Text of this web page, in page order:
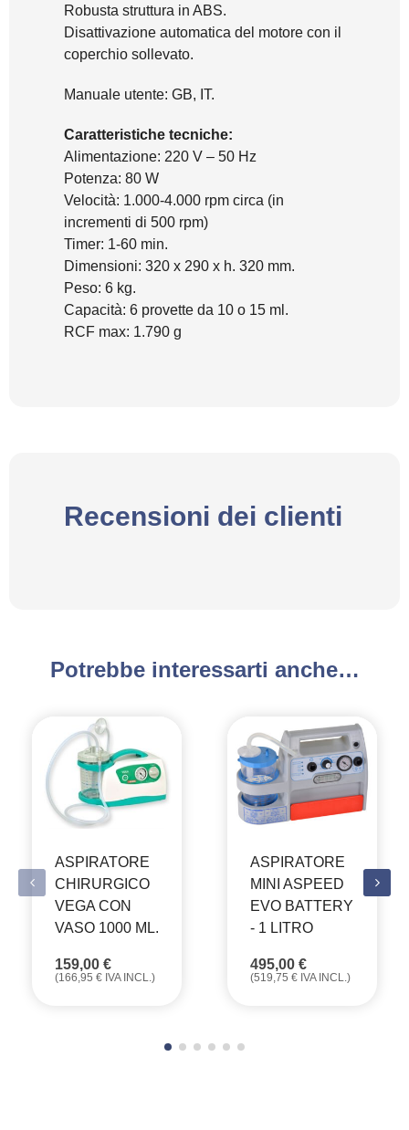
Robusta struttura in ABS.
Disattivazione automatica del motore con il
coperchio sollevato.
Manuale utente: GB, IT.
Caratteristiche tecniche:
Alimentazione: 220 V – 50 Hz
Potenza: 80 W
Velocità: 1.000-4.000 rpm circa (in
incrementi di 500 rpm)
Timer: 1-60 min.
Dimensioni: 320 x 290 x h. 320 mm.
Peso: 6 kg.
Capacità: 6 provette da 10 o 15 ml.
RCF max: 1.790 g
Recensioni dei clienti
Potrebbe interessarti anche…
ASPIRATORE
CHIRURGICO
VEGA CON
VASO 1000 ML.
159,00 €
(166,95 € IVA INCL.)
ASPIRATORE
MINI ASPEED
EVO BATTERY
- 1 LITRO
495,00 €
(519,75 € IVA INCL.)